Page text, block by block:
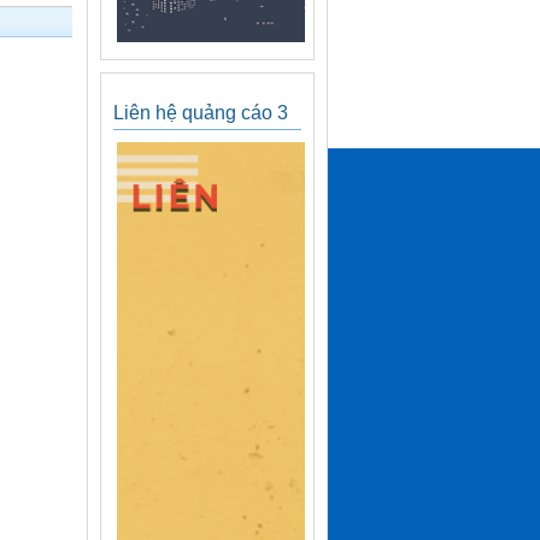
Liên hệ quảng cáo 3